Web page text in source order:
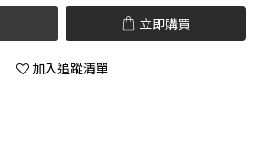
立即購買
加入追蹤清單